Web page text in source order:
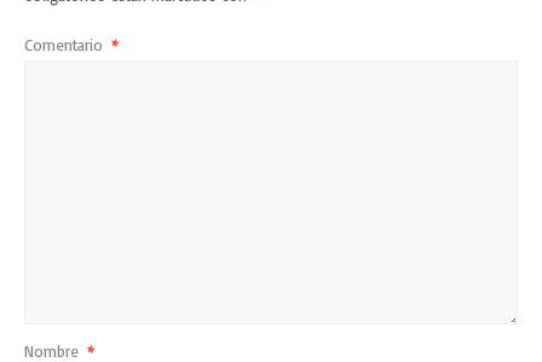
Comentario *
Nombre *